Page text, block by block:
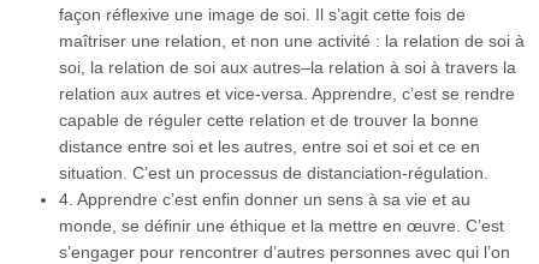
façon réflexive une image de soi. Il s’agit cette fois de
maîtriser une relation, et non une activité : la relation de soi à
soi, la relation de soi aux autres–la relation à soi à travers la
relation aux autres et vice-versa. Apprendre, c’est se rendre
capable de réguler cette relation et de trouver la bonne
distance entre soi et les autres, entre soi et soi et ce en
situation. C’est un processus de distanciation-régulation.
4. Apprendre c’est enfin donner un sens à sa vie et au
monde, se définir une éthique et la mettre en œuvre. C’est
s’engager pour rencontrer d’autres personnes avec qui l’on